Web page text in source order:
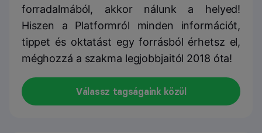
forradalmából, akkor nálunk a helyed!
Hiszen a Platformról minden információt,
tippet és oktatást egy forrásból érhetsz el,
méghozzá a szakma legjobbjaitól 2018 óta!
Válassz tagságaink közül